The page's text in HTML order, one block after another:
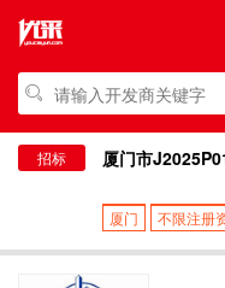
招标 厦门市
厦门 不限注册